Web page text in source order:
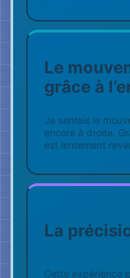
Cette expérience
consciente.
RÉSULTAT
une